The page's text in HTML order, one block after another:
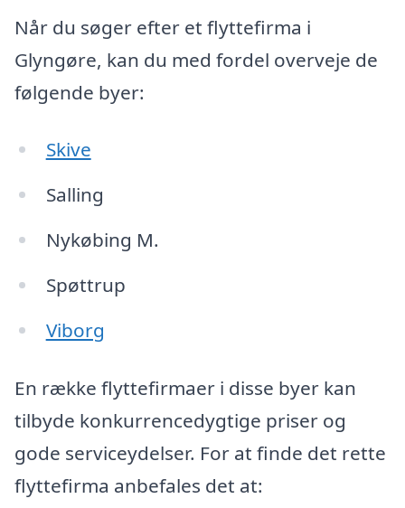
Når du søger efter et flyttefirma i
Glyngøre, kan du med fordel overveje de
følgende byer:
Skive
Salling
Nykøbing M.
Spøttrup
Viborg
En række flyttefirmaer i disse byer kan
tilbyde konkurrencedygtige priser og
gode serviceydelser. For at finde det rette
flyttefirma anbefales det at: